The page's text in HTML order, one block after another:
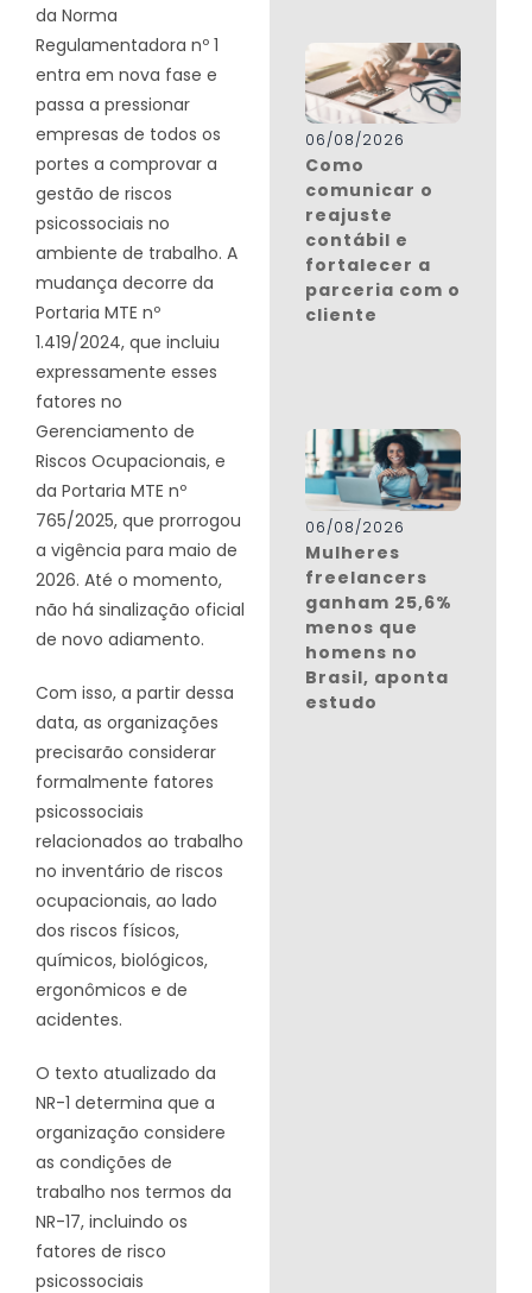
da Norma
Regulamentadora nº 1
entra em nova fase e
passa a pressionar
empresas de todos os
portes a comprovar a
gestão de riscos
psicossociais no
ambiente de trabalho. A
mudança decorre da
Portaria MTE nº
1.419/2024, que incluiu
expressamente esses
fatores no
Gerenciamento de
Riscos Ocupacionais, e
da Portaria MTE nº
765/2025, que prorrogou
a vigência para maio de
2026. Até o momento,
não há sinalização oficial
de novo adiamento.
Com isso, a partir dessa
data, as organizações
precisarão considerar
formalmente fatores
psicossociais
relacionados ao trabalho
no inventário de riscos
ocupacionais, ao lado
dos riscos físicos,
químicos, biológicos,
ergonômicos e de
acidentes.
O texto atualizado da
NR-1 determina que a
organização considere
as condições de
trabalho nos termos da
NR-17, incluindo os
fatores de risco
psicossociais
06/08/2026
Como
comunicar o
reajuste
contábil e
fortalecer a
parceria com o
cliente
06/08/2026
Mulheres
freelancers
ganham 25,6%
menos que
homens no
Brasil, aponta
estudo